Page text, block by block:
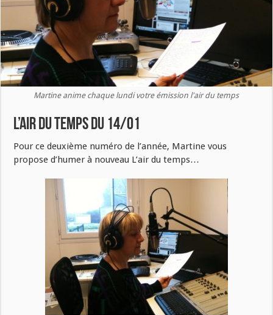
Martine anime chaque lundi votre émission l'air du temps
L’air du temps du 14/01
Pour ce deuxième numéro de l’année, Martine vous
propose d’humer à nouveau L’air du temps…